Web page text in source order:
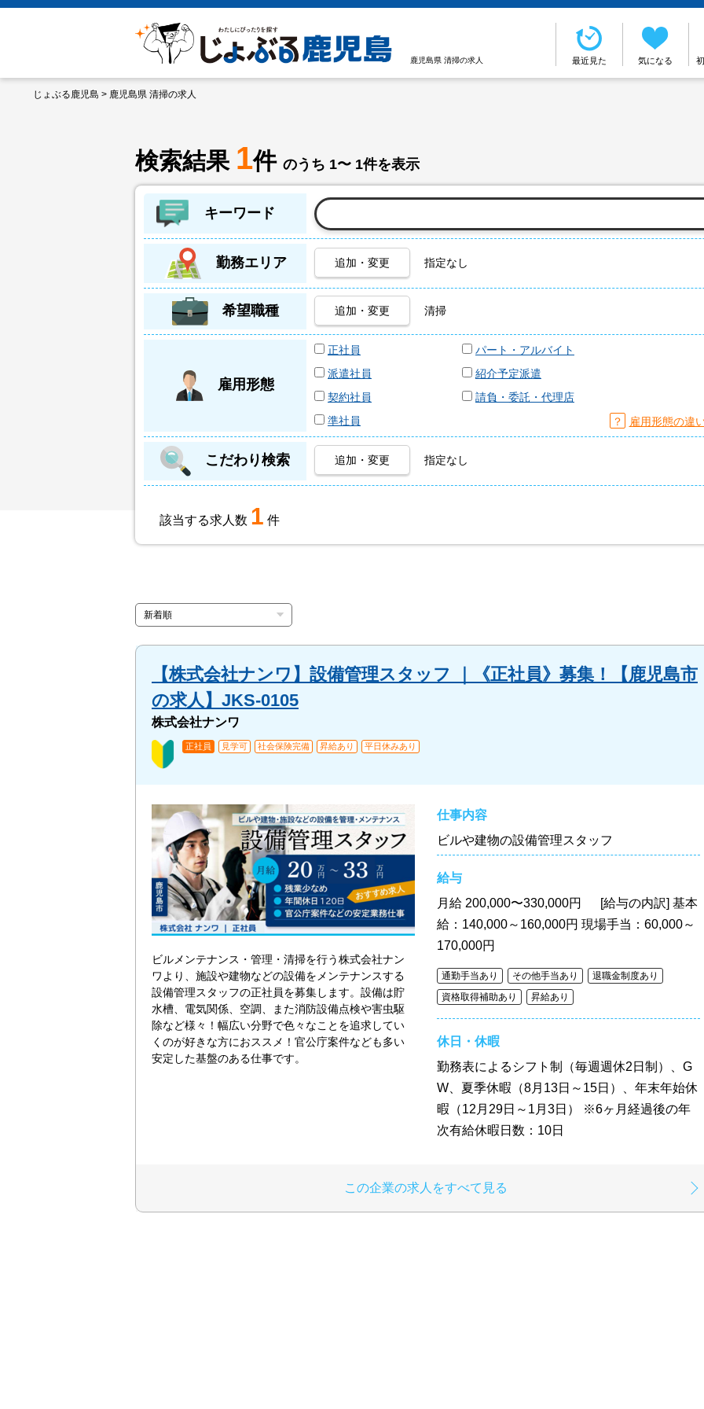
鹿児島県 清掃の求人 最近見た 気になる
じょぶる鹿児島 > 鹿児島県 清掃の求人
検索結果 1件 のうち 1〜 1件を表示
キーワード
勤務エリア 追加・変更 指定なし
希望職種 追加・変更 清掃
雇用形態
正社員
パート・アルバイト
派遣社員
紹介予定派遣
契約社員
請負・委託・代理店
準社員
？ 雇用形態の違
こだわり検索 追加・変更 指定なし
該当する求人数 1 件
【株式会社ナンワ】設備管理スタッフ ｜《正社員》募集！【鹿児島市
の求人】JKS-0105
株式会社ナンワ
正社員 見学可 社会保険完備 昇給あり 平日休みあり
ビルメンテナンス・管理・清掃を行う株式会社ナン
ワより、施設や建物などの設備をメンテナンスする
設備管理スタッフの正社員を募集します。設備は貯
水槽、電気関係、空調、また消防設備点検や害虫駆
除など様々！幅広い分野で色々なことを追求してい
くのが好きな方におススメ！官公庁案件なども多い
安定した基盤のある仕事です。
仕事内容
ビルや建物の設備管理スタッフ
給与
月給 200,000〜330,000円 [給与の内訳] 基本
給：140,000～160,000円 現場手当：60,000～
170,000円
通勤手当あり その他手当あり
退職金制度あり
資格取得補助あり
昇給あり
休日・休暇
勤務表によるシフト制（毎週週休2日制）、G
W、夏季休暇（8月13日～15日）、年末年始休
暇（12月29日～1月3日） ※6ヶ月経過後の年
次有給休暇日数：10日
この企業の求人をすべて見る